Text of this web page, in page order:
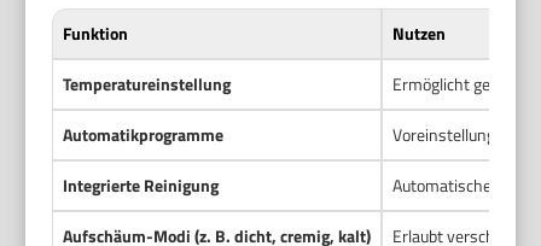
Funktion
Nutzen
Temperatureinstellung
Ermöglicht
Automatikprogramme
Voreinstellungen
Integrierte Reinigung
Automatische
Aufschäum-Modi (z. B. dicht, cremig, kalt)
Erlaubt